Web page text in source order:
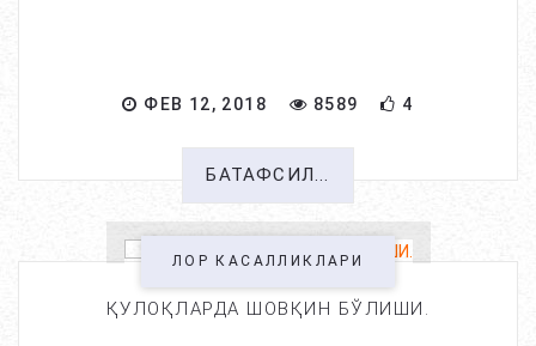
ФЕВ 12, 2018 8589 4
БАТАФСИЛ...
ЛОР КАСАЛЛИКЛАРИ
ҚУЛОҚЛАРДА ШОВҚИН БЎЛИШИ.